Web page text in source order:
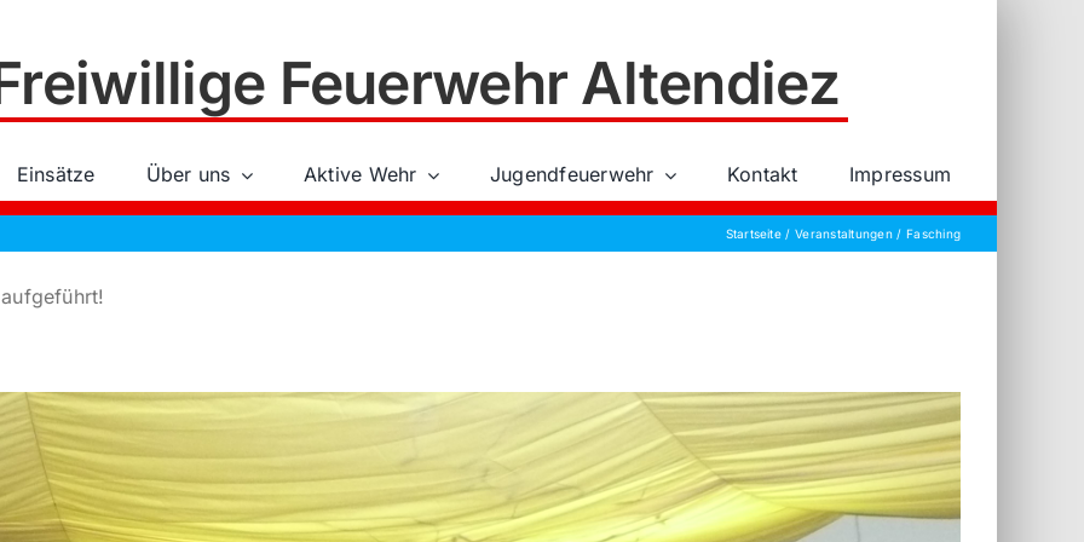
Feuerwehr Altendiez
Einsätze Über uns Aktive Wehr Jugendfeuerwehr Kontakt Impressum
Startseite Veranstaltungen Fasching